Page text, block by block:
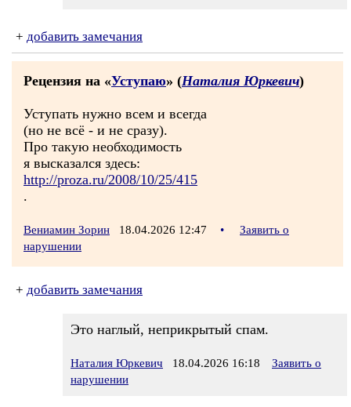
+ добавить замечания
Рецензия на «Уступаю» (Наталия Юркевич)
Уступать нужно всем и всегда
(но не всё - и не сразу).
Про такую необходимость
я высказался здесь:
http://proza.ru/2008/10/25/415
.
Вениамин Зорин 18.04.2026 12:47 •
Заявить о
нарушении
+ добавить замечания
Это наглый, неприкрытый спам.
Наталия Юркевич 18.04.2026 16:18
Заявить о
нарушении